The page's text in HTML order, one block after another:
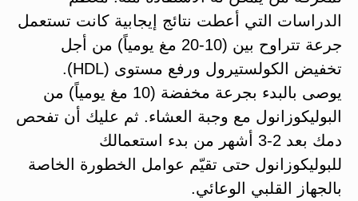
الدراسات التي أعطت نتائج إيجابية كانت تستعمل
جرعة تتراوح بين (10-20 مغ يومياً) من أجل
تخفيض الكولستيرول ورفع مستوى (HDL).
يوصى بالبدء بجرعة مخفضة (10 مغ يومياً) من
البوليكوزانول مع وجبة العشاء. ثم عليك أن تفحص
دمك بعد 2-3 أشهر من بدء استعمالك
للبوليكوزانول حتى تقيّم عوامل الخطورة الخاصة
بالجهاز القلبي الوعائي.